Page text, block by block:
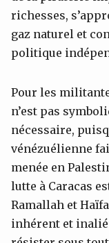
richesses,
gaz naturel et
politique
Pour les
n’est pas
nécessaire,
vénézuélienne
menée en
lutte à Caracas
Ramallah et
inhérent et